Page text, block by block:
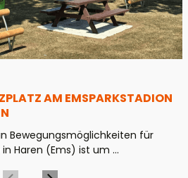
AM EMSPARKSTADION
Bewegungsmöglichkeiten für
Haren (Ems) ist um ...